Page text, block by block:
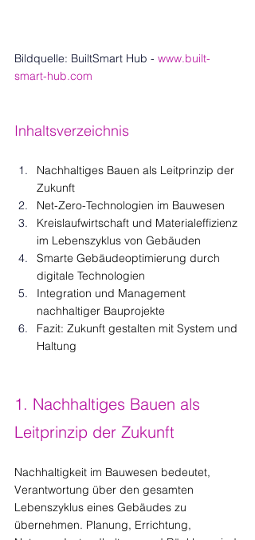
Bildquelle: BuiltSmart Hub - www.built-
smart-hub.com
Inhaltsverzeichnis
Nachhaltiges Bauen als Leitprinzip der
Zukunft
Net-Zero-Technologien im Bauwesen
Kreislaufwirtschaft und Materialeffizienz
im Lebenszyklus von Gebäuden
Smarte Gebäudeoptimierung durch
digitale Technologien
Integration und Management
nachhaltiger Bauprojekte
Fazit: Zukunft gestalten mit System und
Haltung
1. Nachhaltiges Bauen als
Leitprinzip der Zukunft
Nachhaltigkeit im Bauwesen bedeutet,
Verantwortung über den gesamten
Lebenszyklus eines Gebäudes zu
übernehmen. Planung, Errichtung,